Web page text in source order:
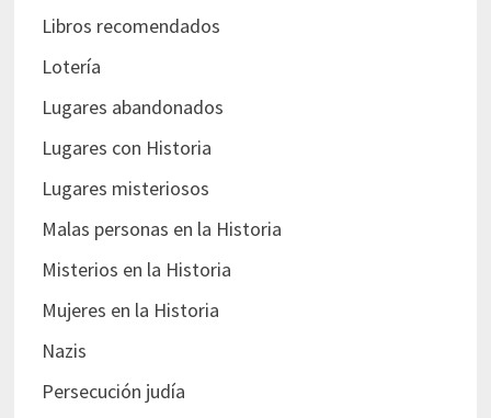
Libros recomendados
Lotería
Lugares abandonados
Lugares con Historia
Lugares misteriosos
Malas personas en la Historia
Misterios en la Historia
Mujeres en la Historia
Nazis
Persecución judía